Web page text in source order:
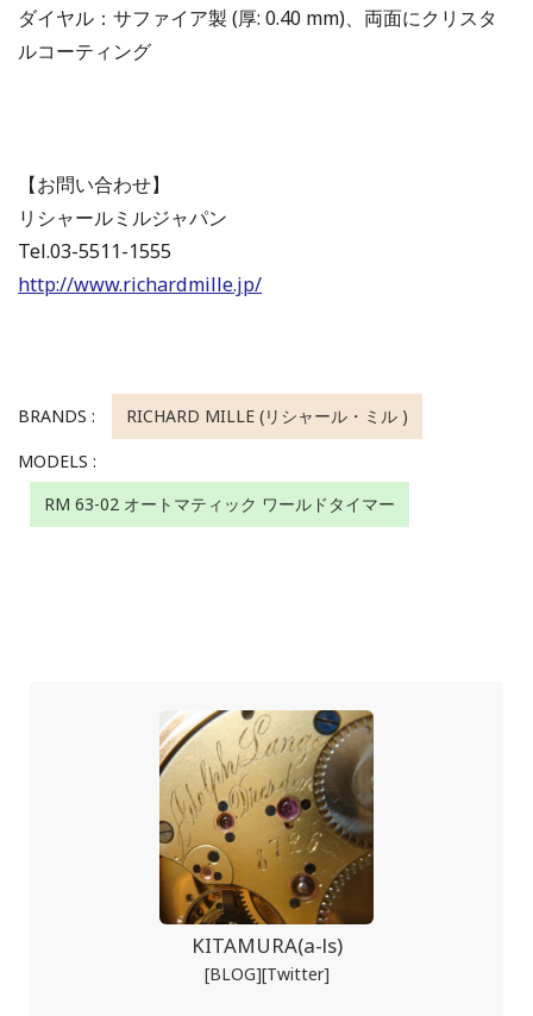
ダイヤル：サファイア製 (厚: 0.40 mm)、両面にクリスタ
ルコーティング
【お問い合わせ】
リシャールミルジャパン
Tel.03-5511-1555
http://www.richardmille.jp/
BRANDS :
RICHARD MILLE (リシャール・ミル )
MODELS :
RM 63-02 オートマティック ワールドタイマー
KITAMURA(a-ls)
[BLOG][Twitter]